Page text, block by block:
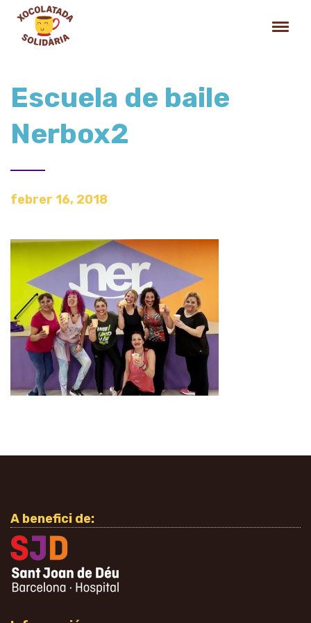
Escuela de baile
Nerbox2
febrer 16, 2018
A benefici de: